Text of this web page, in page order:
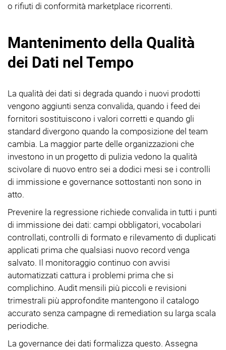
o rifiuti di conformità marketplace ricorrenti.
Mantenimento della Qualità
dei Dati nel Tempo
La qualità dei dati si degrada quando i nuovi prodotti
vengono aggiunti senza convalida, quando i feed dei
fornitori sostituiscono i valori corretti e quando gli
standard divergono quando la composizione del team
cambia. La maggior parte delle organizzazioni che
investono in un progetto di pulizia vedono la qualità
scivolare di nuovo entro sei a dodici mesi se i controlli
di immissione e governance sottostanti non sono in
atto.
Prevenire la regressione richiede convalida in tutti i punti
di immissione dei dati: campi obbligatori, vocabolari
controllati, controlli di formato e rilevamento di duplicati
applicati prima che qualsiasi nuovo record venga
salvato. Il monitoraggio continuo con avvisi
automatizzati cattura i problemi prima che si
complichino. Audit mensili più piccoli e revisioni
trimestrali più approfondite mantengono il catalogo
accurato senza campagne di remediation su larga scala
periodiche.
La governance dei dati formalizza questo. Assegna